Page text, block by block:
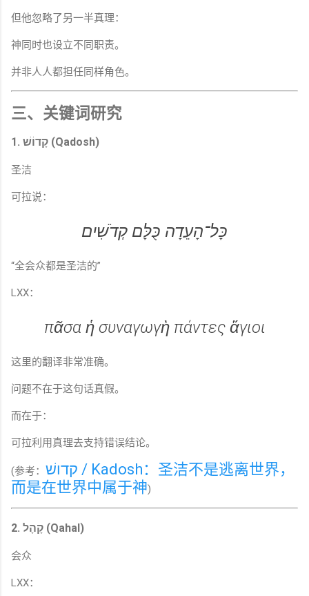
但他忽略了另一半真理：
神同时也设立不同职责。
并非人人都担任同样角色。
三、关键词研究
1. קָדוֹשׁ (Qadosh)
圣洁
可拉说：
כָּל־הָעֵדָה כֻּלָּם קְדֹשִׁים
“全会众都是圣洁的”
LXX：
πᾶσα ἡ συναγωγὴ πάντες ἅγιοι
这里的翻译非常准确。
问题不在于这句话真假。
而在于：
可拉利用真理去支持错误结论。
(参考： קדושׁ / Kadosh：圣洁不是逃离世界，
而是在世界中属于神)
2. קָהָל (Qahal)
会众
LXX：